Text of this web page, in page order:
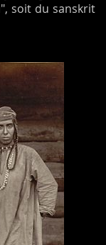
soit du sanskrit